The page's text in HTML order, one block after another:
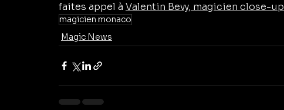
faites appel à Valentin Bevy, magicien close-up
magicien monaco
Magic News